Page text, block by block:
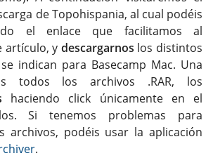
de Topohispania, al cual podéis
el enlace que facilitamos al
artículo, y descargarnos los distintos
indican para Basecamp Mac. Una
todos los archivos .RAR, los
haciendo click únicamente en el
Si tenemos problemas para
archivos, podéis usar la aplicación
.